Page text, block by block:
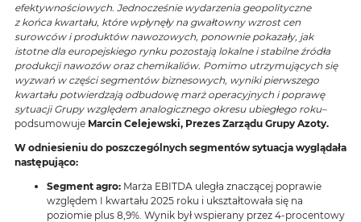
efektywnościowych. Jednocześnie wydarzenia geopolityczne
z końca kwartału, które wpłynęły na gwałtowny wzrost cen
surowców i produktów nawozowych, ponownie pokazały, jak
istotne dla europejskiego rynku pozostają lokalne i stabilne źródła
produkcji nawozów oraz chemikaliów. Pomimo utrzymujących się
wyzwań w części segmentów biznesowych, wyniki pierwszego
kwartału potwierdzają odbudowę marż operacyjnych i poprawę
sytuacji Grupy względem analogicznego okresu ubiegłego roku–
podsumowuje Marcin Celejewski, Prezes Zarządu Grupy Azoty.
W odniesieniu do poszczególnych segmentów sytuacja wyglądała
następująco:
Segment agro:Marża EBITDA uległa znaczącej poprawie
względem I kwartału 2025 roku i ukształtowała się na
poziomie plus 8,9%. Wynik był wspierany przez 4-procentowy